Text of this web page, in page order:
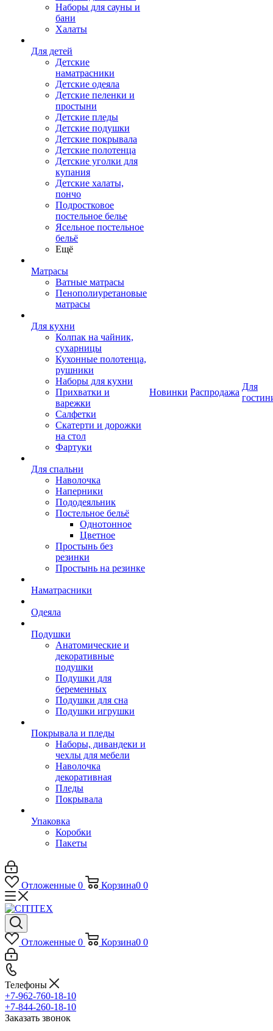
Наборы для сауны и
бани
Халаты
Для детей
Детские
наматрасники
Детские одеяла
Детские пеленки и
простыни
Детские пледы
Детские подушки
Детские покрывала
Детские полотенца
Детские уголки для
купания
Детские халаты,
пончо
Подростковое
постельное белье
Ясельное постельное
бельё
Ещё
Матрасы
Ватные матрасы
Пенополиуретановые
матрасы
Для кухни
Колпак на чайник,
сухарницы
Кухонные полотенца,
рушники
Наборы для кухни
Прихватки и
варежки
Салфетки
Скатерти и дорожки
на стол
Фартуки
Для спальни
Наволочка
Наперники
Пододеяльник
Постельное бельё
Однотонное
Цветное
Простынь без
резинки
Простынь на резинке
Наматрасники
Одеяла
Подушки
Анатомические и
декоративные
подушки
Подушки для
беременных
Подушки для сна
Подушки игрушки
Покрывала и пледы
Наборы, дивандеки и
чехлы для мебели
Наволочка
декоративная
Пледы
Покрывала
Упаковка
Коробки
Пакеты
Новинки Распродажа
Для
Отложенные 0 Корзина0 0
Отложенные 0 Корзина0 0
Телефоны
+7-962-760-18-10
+7-844-260-18-10
Заказать звонок